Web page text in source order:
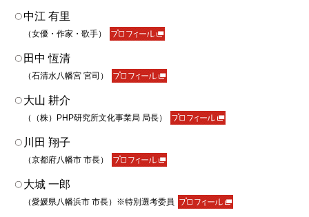
2023.03.20
授賞式を石清水八幡宮で行いました。
第六回徒然草エッセイ大賞入選者が決まりました！
はこちら。
3月20日（月）オンデマンド配信開始予定
2022.09.26
応募を締め切りました。多くのご応募をいただき、あり
がとうございました。
今後選考を実施し、入選者の方には令和5年2月初旬まで
にご連絡します。
2022.06.03
中江 有里
（女優・作家・歌手）
田中 恆清
（石清水八幡宮 宮司）
大山 耕介
（（株）PHP研究所文化事業局 局長）
川田 翔子
（京都府八幡市 市長）
大城 一郎
（愛媛県八幡浜市 市長）※特別選考委員